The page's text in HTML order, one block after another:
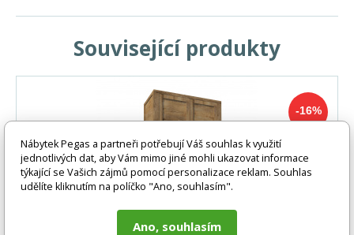
Související produkty
-16%
Nábytek Pegas a partneři potřebují Váš souhlas k využití
jednotlivých dat, aby Vám mimo jiné mohli ukazovat informace
týkající se Vašich zájmů pomocí personalizace reklam. Souhlas
udělíte kliknutím na políčko "Ano, souhlasím".
Ano, souhlasím